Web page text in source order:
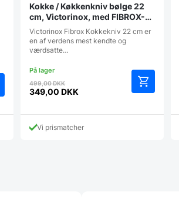
Kokke / Køkkenkniv bølge 22
cm, Victorinox, med FIBROX-
skaft og tænder
Victorinox Fibrox Kokkekniv 22 cm er
en af verdens mest kendte og
værdsatte…
499,00DKKDen
oprindelige
var:
499,00 DKK.
349,00DKK
aktuelle
pris
er:Vi prismatcher